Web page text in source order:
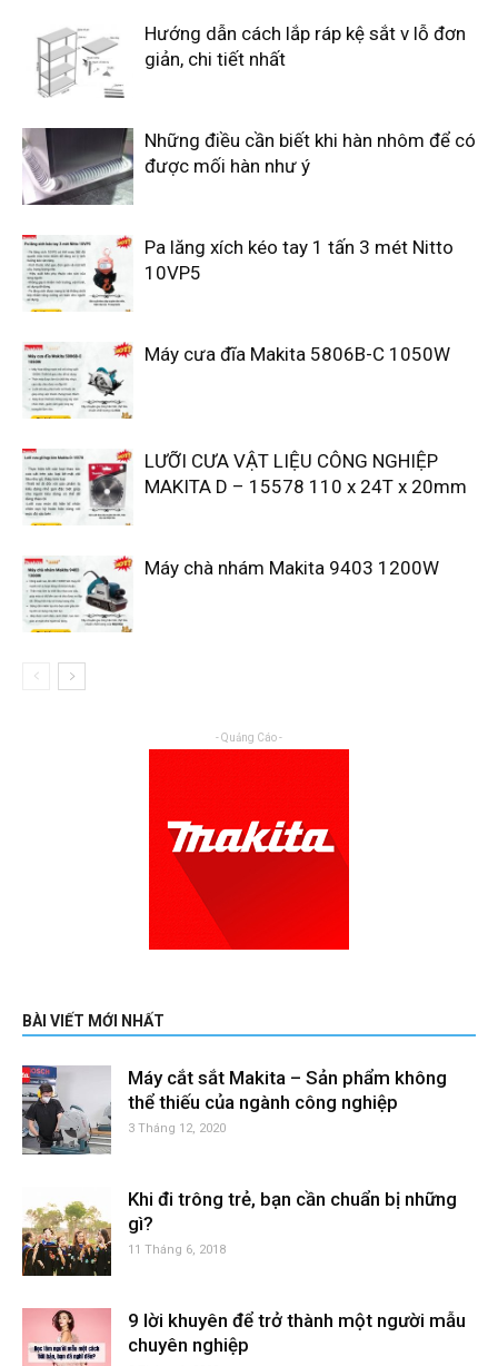
Hướng dẫn cách lắp ráp kệ sắt v lỗ đơn
giản, chi tiết nhất
Những điều cần biết khi hàn nhôm để có
được mối hàn như ý
Pa lăng xích kéo tay 1 tấn 3 mét Nitto
10VP5
Máy cưa đĩa Makita 5806B-C 1050W
LƯỠI CƯA VẬT LIỆU CÔNG NGHIỆP
MAKITA D – 15578 110 x 24T x 20mm
Máy chà nhám Makita 9403 1200W
- Quảng Cáo -
BÀI VIẾT MỚI NHẤT
Máy cắt sắt Makita – Sản phẩm không
thể thiếu của ngành công nghiệp
3 Tháng 12, 2020
Khi đi trông trẻ, bạn cần chuẩn bị những
gì?
11 Tháng 6, 2018
9 lời khuyên để trở thành một người mẫu
chuyên nghiệp